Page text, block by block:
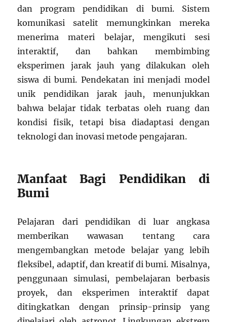
dan program pendidikan di bumi. Sistem
komunikasi satelit memungkinkan mereka
menerima materi belajar, mengikuti sesi
interaktif, dan bahkan membimbing
eksperimen jarak jauh yang dilakukan oleh
siswa di bumi. Pendekatan ini menjadi model
unik pendidikan jarak jauh, menunjukkan
bahwa belajar tidak terbatas oleh ruang dan
kondisi fisik, tetapi bisa diadaptasi dengan
teknologi dan inovasi metode pengajaran.
Manfaat Bagi Pendidikan di
Bumi
Pelajaran dari pendidikan di luar angkasa
memberikan wawasan tentang cara
mengembangkan metode belajar yang lebih
fleksibel, adaptif, dan kreatif di bumi. Misalnya,
penggunaan simulasi, pembelajaran berbasis
proyek, dan eksperimen interaktif dapat
ditingkatkan dengan prinsip-prinsip yang